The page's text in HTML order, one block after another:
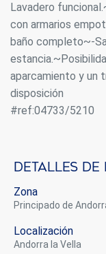
Lavadero
con armarios
baño completo~-
aparcamiento y un
disposición
#ref:04733/5210
Detalles de
Zona
Principado de
Localización
Andorra la Vella